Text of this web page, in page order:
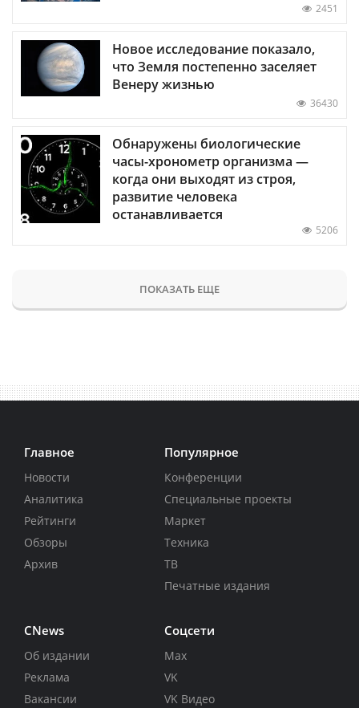
2451
Новое исследование показало,
что Земля постепенно заселяет
Венеру жизнью
36430
Обнаружены биологические
часы-хронометр организма —
когда они выходят из строя,
развитие человека
останавливается
5206
ПОКАЗАТЬ ЕЩЕ
Главное
Новости
Аналитика
Рейтинги
Обзоры
Архив
Популярное
Конференции
Специальные проекты
Маркет
Техника
ТВ
Печатные издания
CNews
Об издании
Реклама
Вакансии
Соцсети
Max
VK
VK Видео